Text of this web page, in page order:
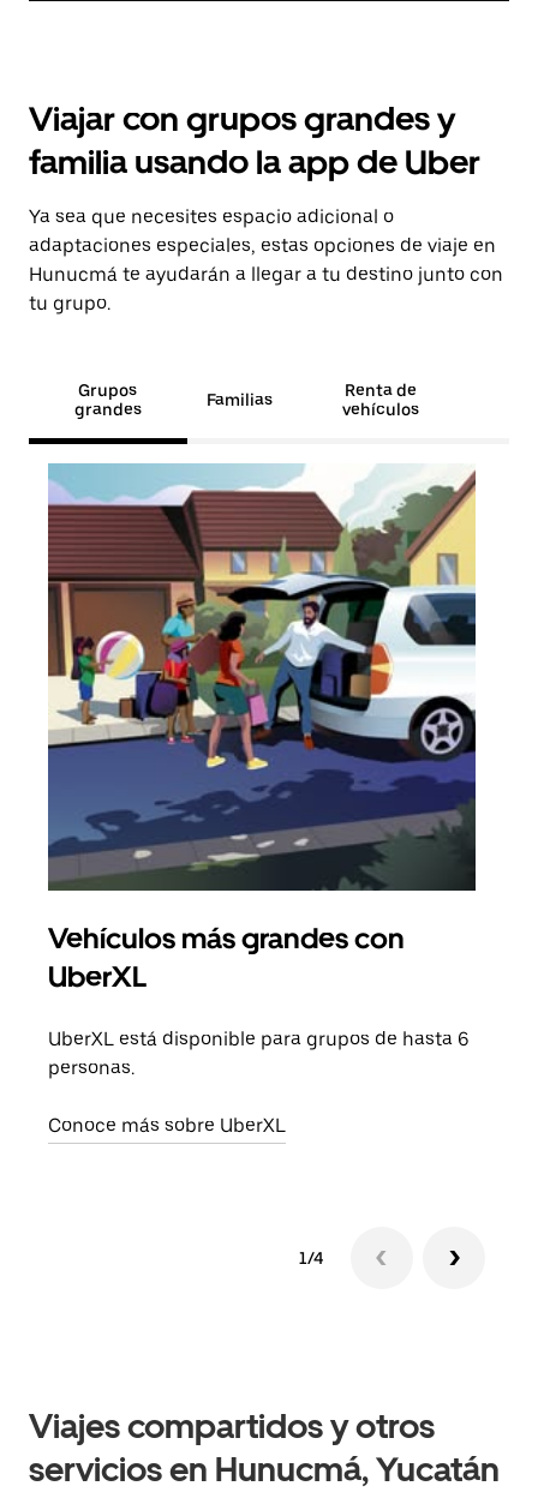
Viajar con grupos grandes y
familia usando la app de Uber
Ya sea que necesites espacio adicional o
adaptaciones especiales, estas opciones de viaje en
Hunucmá te ayudarán a llegar a tu destino junto con
tu grupo.
Grupos
grandes
Familias
Renta de
vehículos
Vehículos más grandes con
UberXL
UberXL está disponible para grupos de hasta 6
personas.
Conoce más sobre UberXL
1/4
Viajes compartidos y otros
servicios en Hunucmá, Yucatán